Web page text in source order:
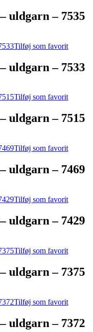
uldgarn – 7535
Tilføj som favorit
uldgarn – 7533
Tilføj som favorit
uldgarn – 7515
Tilføj som favorit
uldgarn – 7469
Tilføj som favorit
uldgarn – 7429
Tilføj som favorit
uldgarn – 7375
Tilføj som favorit
uldgarn – 7372